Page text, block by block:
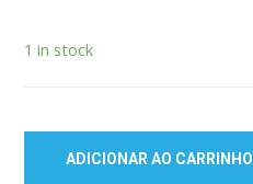
1 in stock
ADICIONAR AO CARRINHO